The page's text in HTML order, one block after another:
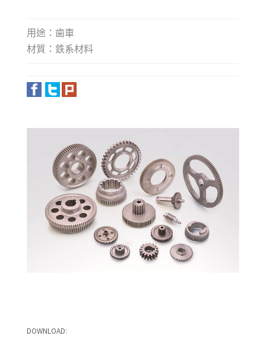
用途：歯車
材質：鉄系材料
DOWNLOAD: